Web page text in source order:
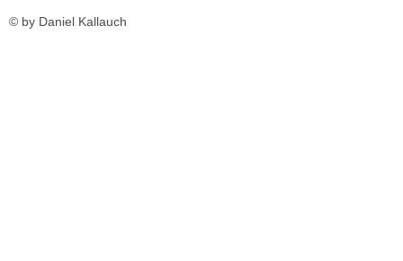
© by Daniel Kallauch